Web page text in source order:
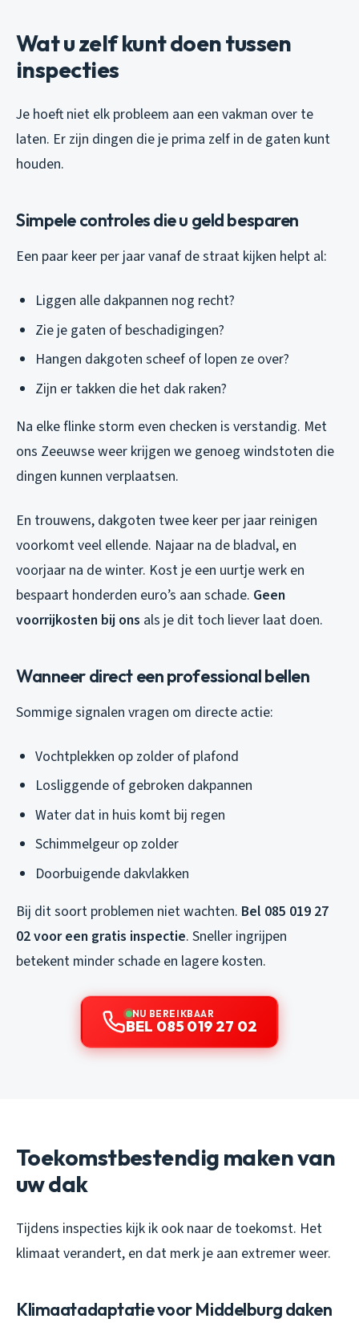
Wat u zelf kunt doen tussen
inspecties
Je hoeft niet elk probleem aan een vakman over te
laten. Er zijn dingen die je prima zelf in de gaten kunt
houden.
Simpele controles die u geld besparen
Een paar keer per jaar vanaf de straat kijken helpt al:
Liggen alle dakpannen nog recht?
Zie je gaten of beschadigingen?
Hangen dakgoten scheef of lopen ze over?
Zijn er takken die het dak raken?
Na elke flinke storm even checken is verstandig. Met
ons Zeeuwse weer krijgen we genoeg windstoten die
dingen kunnen verplaatsen.
En trouwens, dakgoten twee keer per jaar reinigen
voorkomt veel ellende. Najaar na de bladval, en
voorjaar na de winter. Kost je een uurtje werk en
bespaart honderden euro’s aan schade. Geen
voorrijkosten bij ons als je dit toch liever laat doen.
Wanneer direct een professional bellen
Sommige signalen vragen om directe actie:
Vochtplekken op zolder of plafond
Losliggende of gebroken dakpannen
Water dat in huis komt bij regen
Schimmelgeur op zolder
Doorbuigende dakvlakken
Bij dit soort problemen niet wachten. Bel 085 019 27
02 voor een gratis inspectie. Sneller ingrijpen
betekent minder schade en lagere kosten.
NU BEREIKBAAR
BEL 085 019 27 02
Toekomstbestendig maken van
uw dak
Tijdens inspecties kijk ik ook naar de toekomst. Het
klimaat verandert, en dat merk je aan extremer weer.
Klimaatadaptatie voor Middelburg daken